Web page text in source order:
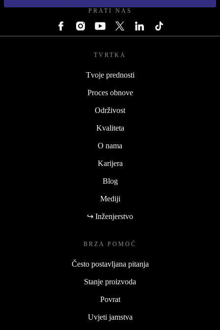
PRATI NAS
TVRTKA
Tvoje prednosti
Proces obnove
Održivost
Kvaliteta
O nama
Karijera
Blog
Mediji
↪ Inženjerstvo
BRZA POMOĆ
Često postavljana pitanja
Stanje proizvoda
Povrat
Uvjeti jamstva